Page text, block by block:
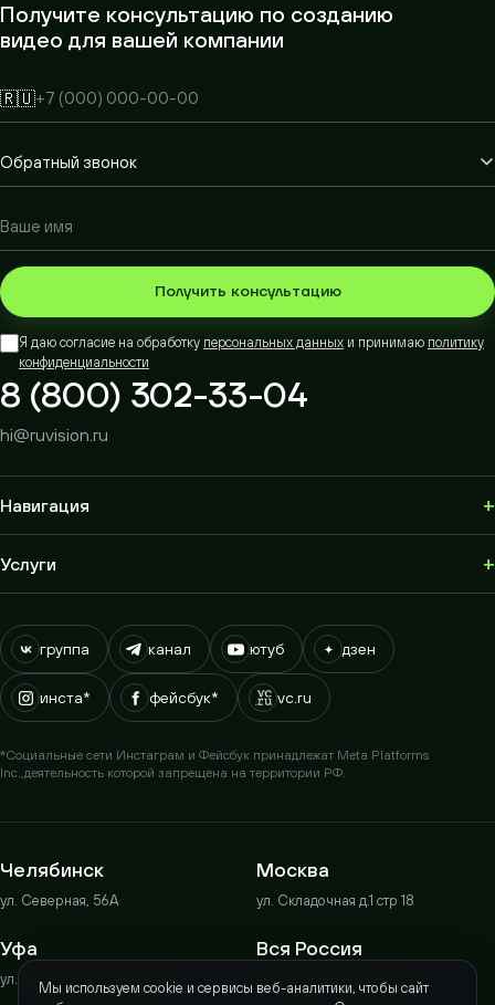
Получите консультацию по созданию
видео для вашей компании
🇷🇺
Получить консультацию
Я даю согласие на обработку персональных данных и принимаю политику
конфиденциальности
8 (800) 302-33-04
hi@ruvision.ru
Навигация +
Услуги +
группа канал ютуб дзен
инста* фейсбук* vc.ru
*Социальные сети Инстаграм и Фейсбук принадлежат Meta Platforms
Inc.,деятельность которой запрещена на территории РФ.
Челябинск
ул. Северная, 56А
Москва
ул. Складочная д.1 стр 18
Уфа
ул. Менделеева 149, офис 18
Вся Россия
Работаем по всей стране
Мы используем cookie и сервисы веб-аналитики, чтобы сайт